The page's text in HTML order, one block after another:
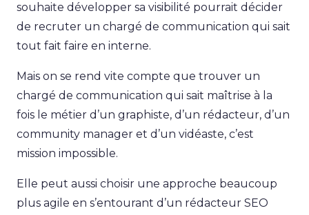
souhaite développer sa visibilité pourrait décider
de recruter un chargé de communication qui sait
tout fait faire en interne.
Mais on se rend vite compte que trouver un
chargé de communication qui sait maîtrise à la
fois le métier d’un graphiste, d’un rédacteur, d’un
community manager et d’un vidéaste, c’est
mission impossible.
Elle peut aussi choisir une approche beaucoup
plus agile en s’entourant d’un rédacteur SEO